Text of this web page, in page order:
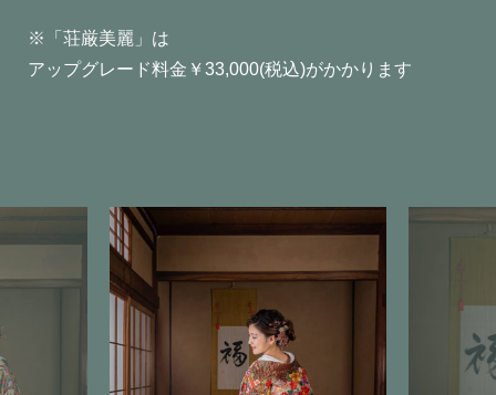
※「荘厳美麗」は
アップグレード料金￥33,000(税込)がかかります